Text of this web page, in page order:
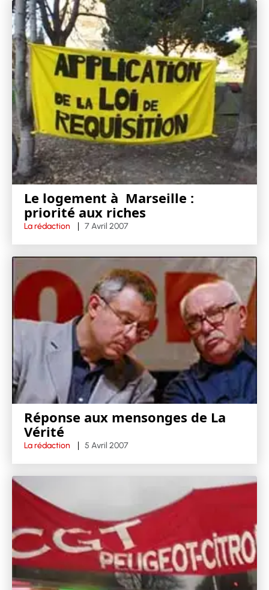
Le logement à Marseille :
priorité aux riches
La rédaction 7 Avril 2007
Réponse aux mensonges de La
Vérité
La rédaction 5 Avril 2007